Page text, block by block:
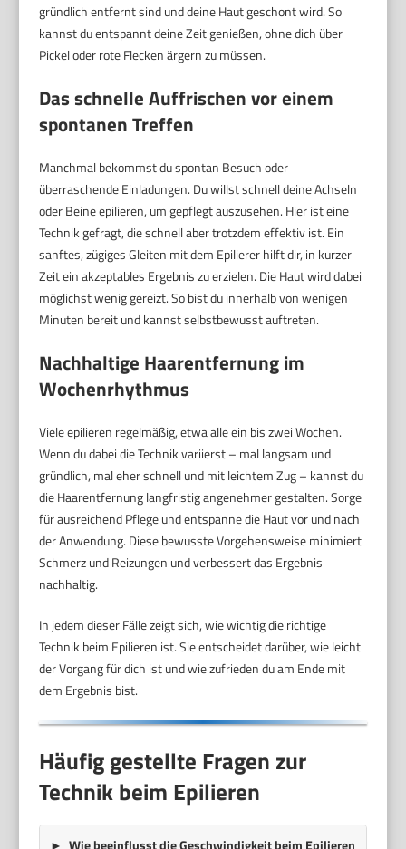
gründlich entfernt sind und deine Haut geschont wird. So
kannst du entspannt deine Zeit genießen, ohne dich über
Pickel oder rote Flecken ärgern zu müssen.
Das schnelle Auffrischen vor einem
spontanen Treffen
Manchmal bekommst du spontan Besuch oder
überraschende Einladungen. Du willst schnell deine Achseln
oder Beine epilieren, um gepflegt auszusehen. Hier ist eine
Technik gefragt, die schnell aber trotzdem effektiv ist. Ein
sanftes, zügiges Gleiten mit dem Epilierer hilft dir, in kurzer
Zeit ein akzeptables Ergebnis zu erzielen. Die Haut wird dabei
möglichst wenig gereizt. So bist du innerhalb von wenigen
Minuten bereit und kannst selbstbewusst auftreten.
Nachhaltige Haarentfernung im
Wochenrhythmus
Viele epilieren regelmäßig, etwa alle ein bis zwei Wochen.
Wenn du dabei die Technik variierst – mal langsam und
gründlich, mal eher schnell und mit leichtem Zug – kannst du
die Haarentfernung langfristig angenehmer gestalten. Sorge
für ausreichend Pflege und entspanne die Haut vor und nach
der Anwendung. Diese bewusste Vorgehensweise minimiert
Schmerz und Reizungen und verbessert das Ergebnis
nachhaltig.
In jedem dieser Fälle zeigt sich, wie wichtig die richtige
Technik beim Epilieren ist. Sie entscheidet darüber, wie leicht
der Vorgang für dich ist und wie zufrieden du am Ende mit
dem Ergebnis bist.
Häufig gestellte Fragen zur
Technik beim Epilieren
Wie beeinflusst die Geschwindigkeit beim Epilieren